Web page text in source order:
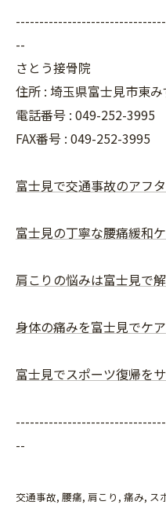
--
さとう接骨院
住所 : 埼玉県富士見市東
電話番号 : 049-252-3995
FAX番号 : 049-252-3995
富士見で交通事故のアフ
富士見の丁寧な腰痛緩和
肩こりの悩みは富士見で
身体の痛みを富士見でケア
富士見でスポーツ復帰を
--
交通事故 腰痛 肩こり 痛み ス